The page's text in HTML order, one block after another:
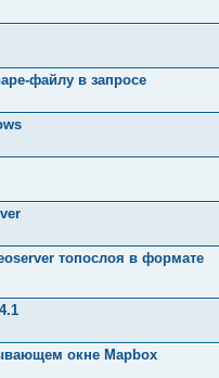
файлу в запросе
топослоя в формате
окне Mapbox